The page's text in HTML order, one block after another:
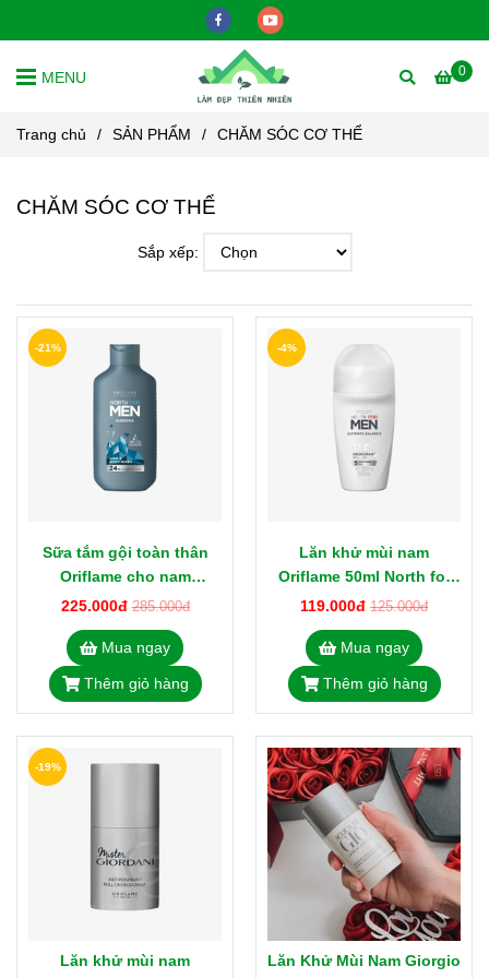
0
MENU
Trang chủ / SẢN PHẨM / CHĂM SÓC CƠ THỂ
CHĂM SÓC CƠ THỂ
Sắp xếp:
Sữa tắm gội toàn thân
Oriflame cho nam
Subzero 35878 North for
225.000đ 285.000đ
-21%
Mua ngay
Thêm giỏ hàng
Lăn khử mùi nam
Oriflame 50ml North for
Men 43927
119.000đ 125.000đ
-4%
Mua ngay
Thêm giỏ hàng
Lăn khử mùi nam
-19%
Lăn Khử Mùi Nam Giorgio